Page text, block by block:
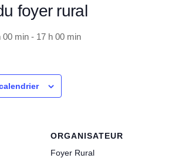
foyer rural
00 min - 17 h 00 min
ORGANISATEUR
Foyer Rural